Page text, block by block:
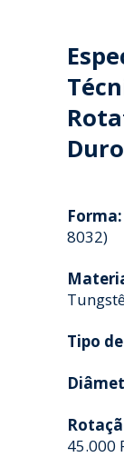
Duro
Forma:
8032)
Tipo
45.000